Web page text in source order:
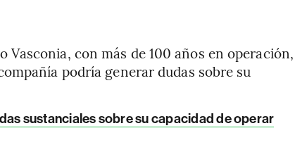
con más de 100 años en operación,
podría generar dudas sobre su
sustanciales sobre su capacidad de operar